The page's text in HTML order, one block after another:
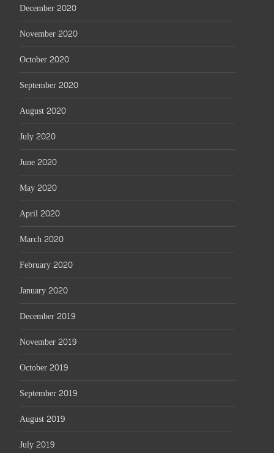
December 2020
November 2020
October 2020
September 2020
August 2020
July 2020
June 2020
May 2020
April 2020
March 2020
February 2020
January 2020
December 2019
November 2019
October 2019
September 2019
August 2019
July 2019